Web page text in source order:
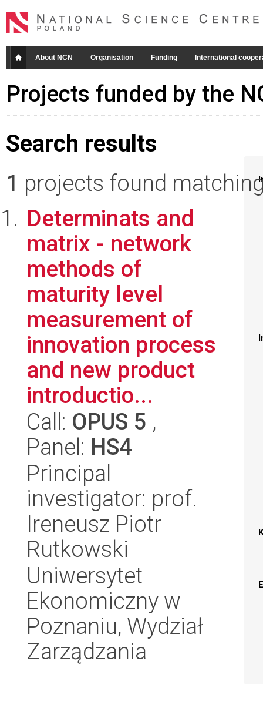
About NCN Organisation Funding International
Projects funded by the
Search results
1 projects found
Determinats and
matrix - network
methods of
maturity level
measurement of
innovation process
and new product
introductio...
Call: OPUS 5 ,
Panel: HS4
Principal
investigator: prof.
Ireneusz Piotr
Rutkowski
Uniwersytet
Ekonomiczny w
Poznaniu, Wydział
Zarządzania